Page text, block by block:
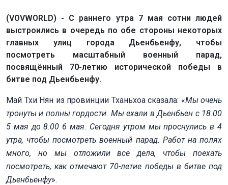
(VOVWORLD) - С раннего утра 7 мая сотни людей
выстроились в очередь по обе стороны некоторых
главных улиц города Дьенбьенфу, чтобы
посмотреть масштабный военный парад,
посвящённый 70-летию исторической победы в
битве под Дьенбьенфу.
Май Тхи Нян из провинции Тханьхоа сказала: «Мы очень
тронуты и полны гордости. Мы ехали в Дьенбьен с 18:00
5 мая до 8:00 6 мая. Сегодня утром мы проснулись в 4
утра, чтобы посмотреть военный парад. Работ на полях
много, но мы отложили все дела, чтобы поехать
посмотреть, как отмечают 70-летие победы в битве под
Дьенбьенфу».